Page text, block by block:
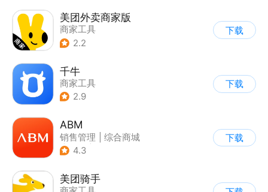
美团外卖商家版
商家工具
2.2
下载
千牛
商家工具
2.9
下载
ABM
销售管理
综合商城
| 其他
4.3
下载
美团骑手